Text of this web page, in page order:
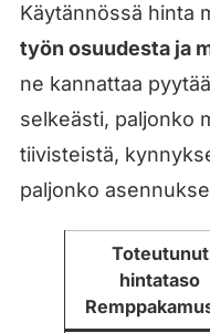
Käytännössä hinta
työn osuudesta ja
ne kannattaa
selkeästi, paljonko
tiivisteistä,
paljonko
Toteutunut
hintataso